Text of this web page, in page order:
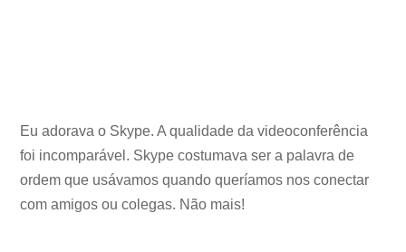
Eu adorava o Skype. A qualidade da videoconferência
foi incomparável. Skype costumava ser a palavra de
ordem que usávamos quando queríamos nos conectar
com amigos ou colegas. Não mais!